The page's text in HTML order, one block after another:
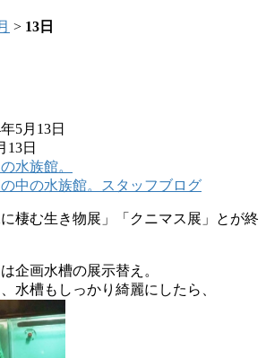
> 13日
5月13日
13日
水族館。
中の水族館。スタッフブログ
棲む生き物展」「クニマス展」
とが終
企画水槽の展示替え。
水槽もしっかり綺麗にしたら、